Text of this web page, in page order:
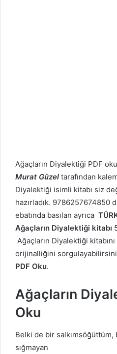
Ağaçların Diyalektiği PDF
Murat Güzel tarafından
Diyalektiği isimli kitabı siz
hazırladık. 9786257674850
ebatında basılan ayrıca
Ağaçların Diyalektiği kitabı
Ağaçların Diyalektiği
orijinalliğini
PDF Oku.
Ağaçların
Oku
Belki de bir salkımsöğüttüm,
sığmayan